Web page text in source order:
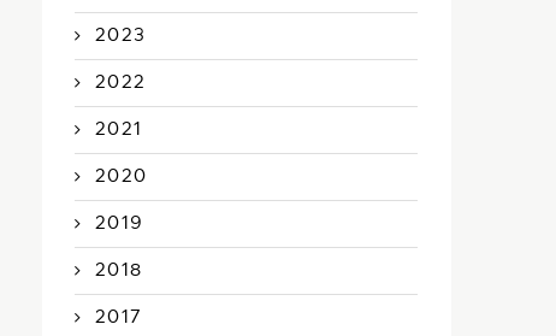
2023
2022
2021
2020
2019
2018
2017